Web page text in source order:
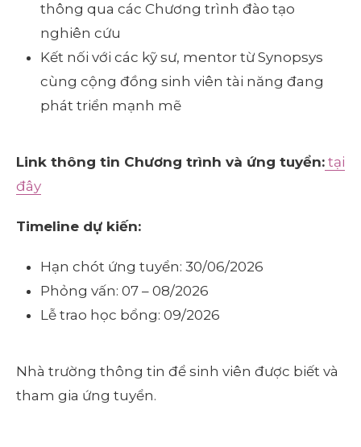
thông qua các Chương trình đào tạo
nghiên cứu
Kết nối với các kỹ sư, mentor từ Synopsys
cùng cộng đồng sinh viên tài năng đang
phát triển mạnh mẽ
Link thông tin Chương trình và ứng tuyển: tại
đây
Timeline dự kiến:
Hạn chót ứng tuyển: 30/06/2026
Phỏng vấn: 07 – 08/2026
Lễ trao học bổng: 09/2026
Nhà trường thông tin để sinh viên được biết và
tham gia ứng tuyển.